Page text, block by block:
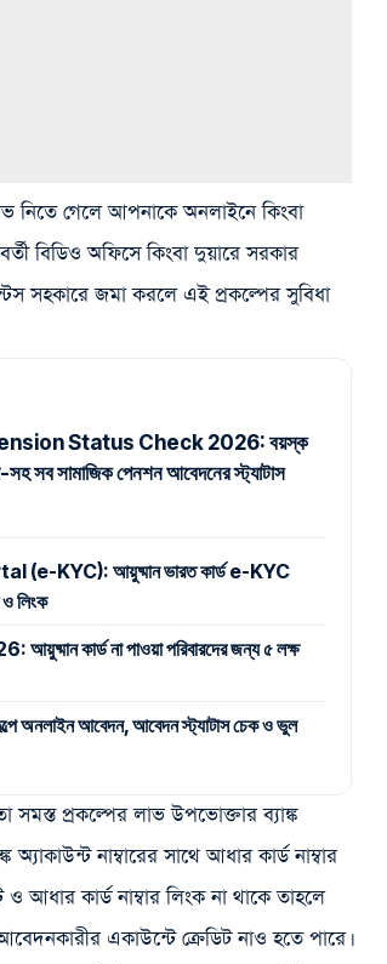
নিতে গেলে আপনাকে অনলাইনে কিংবা
বিডিও অফিসে কিংবা দুয়ারে সরকার
সহকারে জমা করলে এই প্রকল্পের সুবিধা
Status Check 2026: বয়স্ক
সহ সব সামাজিক পেনশন আবেদনের স্ট্যাটাস
KYC): আয়ুষ্মান ভারত কার্ড e-KYC
ও লিংক
কার্ড না পাওয়া পরিবারদের জন্য ৫ লক্ষ
আবেদন, আবেদন স্ট্যাটাস চেক ও ভুল
সমস্ত প্রকল্পের লাভ উপভোক্তার ব্যাঙ্ক
নাম্বারের সাথে আধার কার্ড নাম্বার
আধার কার্ড নাম্বার লিংক না থাকে তাহলে
একাউন্টে ক্রেডিট নাও হতে পারে।